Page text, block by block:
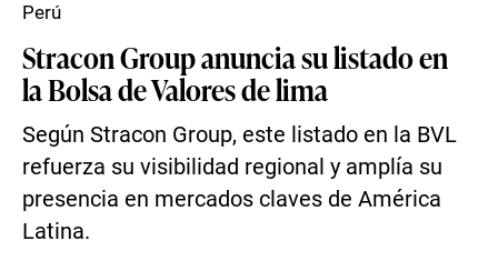
Stracon Group anuncia su listado en
la Bolsa de Valores de lima
Según Stracon Group, este listado en la BVL
refuerza su visibilidad regional y amplía su
presencia en mercados claves de América
Latina.
Perú